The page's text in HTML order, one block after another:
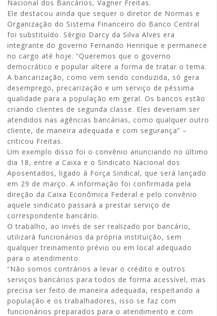
Nacional dos Bancários, Vagner Freitas.
Ele destacou ainda que sequer o diretor de Normas e
Organização do Sistema Financeiro do Banco Central
foi substituído. Sérgio Darcy da Silva Alves era
integrante do governo Fernando Henrique e permanece
no cargo até hoje. “Queremos que o governo
democrático e popular altere a forma de tratar o tema.
A bancarização, como vem sendo conduzida, só gera
desemprego, precarização e um serviço de péssima
qualidade para a população em geral. Os bancos estão
criando clientes de segunda classe. Eles deveriam ser
atendidos nas agências bancárias, como qualquer outro
cliente, de maneira adequada e com segurança” –
criticou Freitas.
Um exemplo disso foi o convênio anunciando no último
dia 18, entre a Caixa e o Sindicato Nacional dos
Aposentados, ligado à Força Sindical, que será lançado
em 29 de março. A informação foi confirmada pela
direção da Caixa Econômica Federal e pelo convênio
aquele sindicato passará a prestar serviço de
correspondente bancário.
O trabalho, ao invés de ser realizado por bancário,
utilizará funcionários da própria instituição, sem
qualquer treinamento prévio ou em local adequado
para o atendimento.
“Não somos contrários a levar o crédito e outros
serviços bancários para todos de forma acessível, mas
precisa ser feito de maneira adequada, respeitando a
população e os trabalhadores, isso se faz com
funcionários preparados para o atendimento e com